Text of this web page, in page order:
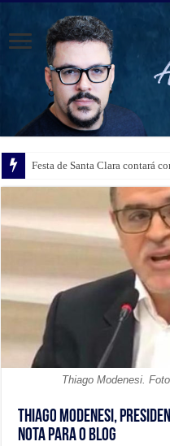
Festa de Santa Clara contará
Thiago Modenesi.
Thiago Modenesi,
nota para o Blog